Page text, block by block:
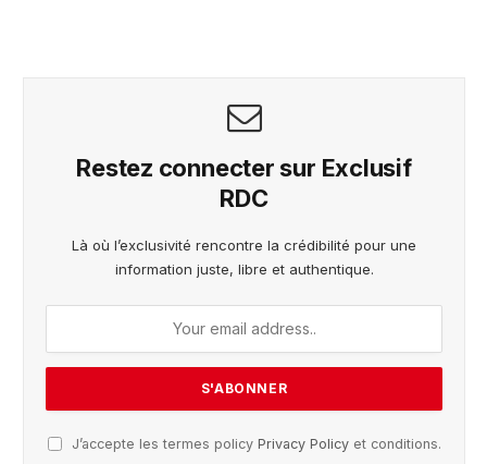
Restez connecter sur Exclusif
RDC
Là où l’exclusivité rencontre la crédibilité pour une
information juste, libre et authentique.
J’accepte les termes policy Privacy Policyet conditions.